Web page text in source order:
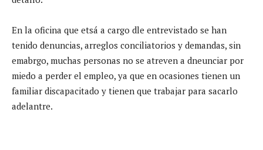
En la oficina que etsá a cargo dle entrevistado se han
tenido denuncias, arreglos conciliatorios y demandas, sin
emabrgo, muchas personas no se atreven a dneunciar por
miedo a perder el empleo, ya que en ocasiones tienen un
familiar discapacitado y tienen que trabajar para sacarlo
adelantre.